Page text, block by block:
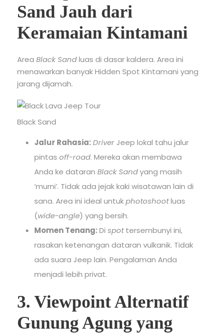
Sand Jauh dari
Keramaian Kintamani
Area Black Sandluas di dasar kaldera. Area ini
menawarkan banyak Hidden Spot Kintamani yang
jarang dijamah.
Black Sand
Jalur Rahasia:Driver Jeep lokal tahu jalur
pintas off-road. Mereka akan membawa
Anda ke dataran Black Sandyang masih
‘murni’. Tidak ada jejak kaki wisatawan lain di
sana. Area ini ideal untukphotoshootluas
(wide-angle) yang bersih.
Momen Tenang:Di spottersembunyi ini,
rasakan ketenangan dataran vulkanik. Tidak
ada suara Jeep lain. Pengalaman Anda
menjadi lebih privat.
3. Viewpoint Alternatif
Gunung Agung yang